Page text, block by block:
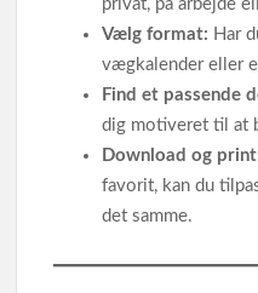
privat, på arbejde
Vælg format: Har
vægkalender eller
Find et passende
dig motiveret til at
Download og
favorit, kan du
det samme.